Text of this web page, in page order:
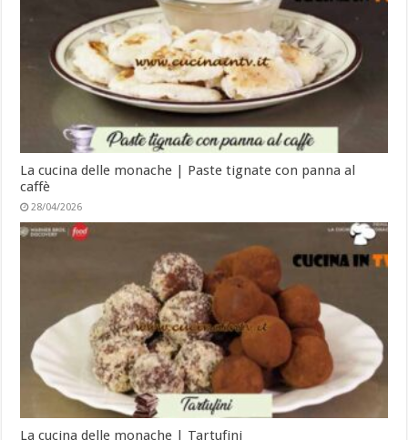
La cucina delle monache | Paste tignate con panna al
caffè
28/04/2026
La cucina delle monache | Tartufini